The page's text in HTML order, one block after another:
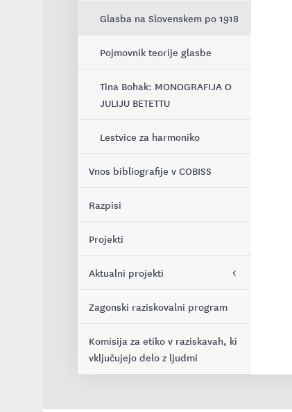
2023
Mednarodni simpozij 2023:
DOŽIVLJANJU DOJENČKOV,
MALČKOV IN RANLJIVIH
simpozij 2022: ODPRIMO
IN ZNANOSTI
Znanstveni simpozij ob 120.
profesorja in nekdanjega
simpozij 2019: FORMALNO IN
NEFORMALNO UČENJE IN
POUČEVANJE GLASBE
zbornik
Pretekle številke
Glasba na Slovenskem po 1918
Pojmovnik teorije glasbe
Tina Bohak: MONOGRAFIJA O
JULIJU BETETTU
Lestvice za harmoniko
Vnos bibliografije v COBISS
Razpisi
Projekti
Aktualni projekti
Avtizem SAM z drugimi IV
RSF [2025-2028]
Zagonski raziskovalni program
Komisija za etiko v raziskavah, ki
vključujejo delo z ljudmi